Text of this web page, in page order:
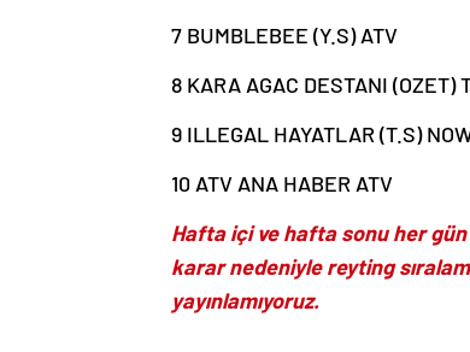
7 BUMBLEBEE (Y.S) ATV
8 KARA AGAC DESTANI (OZET)
9 ILLEGAL HAYATLAR (T.S)
10 ATV ANA HABER ATV
Hafta içi ve hafta sonu her gün
karar nedeniyle reyting
yayınlamıyoruz.